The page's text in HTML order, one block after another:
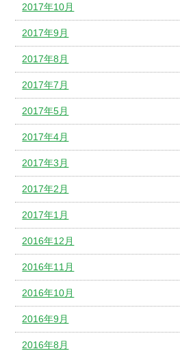
2017年10月
2017年9月
2017年8月
2017年7月
2017年5月
2017年4月
2017年3月
2017年2月
2017年1月
2016年12月
2016年11月
2016年10月
2016年9月
2016年8月